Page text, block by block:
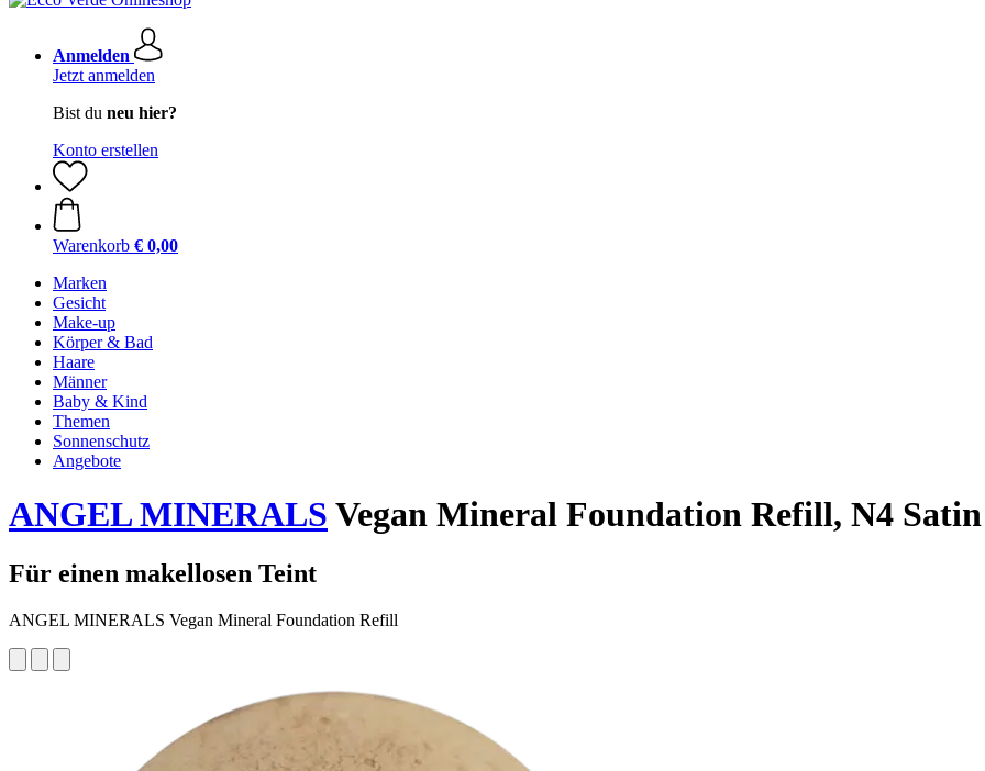
Anmelden
Jetzt anmelden
Bist du neu hier?
Konto erstellen
Warenkorb € 0,00
Marken
Gesicht
Make-up
Körper & Bad
Haare
Männer
Baby & Kind
Themen
Sonnenschutz
Angebote
ANGEL MINERALS Vegan Mineral Foundation Refill, N4
Für einen makellosen Teint
ANGEL MINERALS Vegan Mineral Foundation Refill